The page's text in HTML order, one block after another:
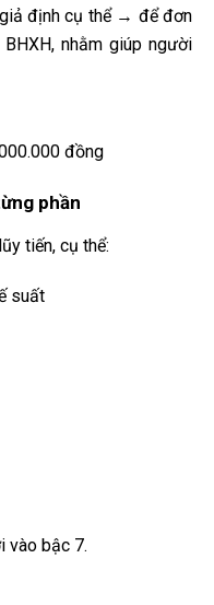
định cụ thể → để đơn
nhằm giúp người
đồng
phần
tiến, cụ thể:
suất
vào bậc 7.